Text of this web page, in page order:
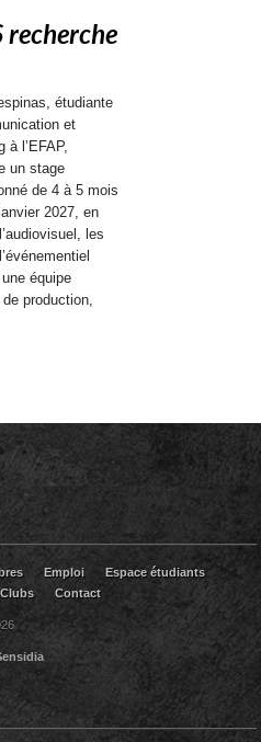
recherche
étudiante
et
à l’EFAP,
un stage
de 4 à 5 mois
2027, en
les
équipe
production,
Emploi
Espace étudiants
Contact